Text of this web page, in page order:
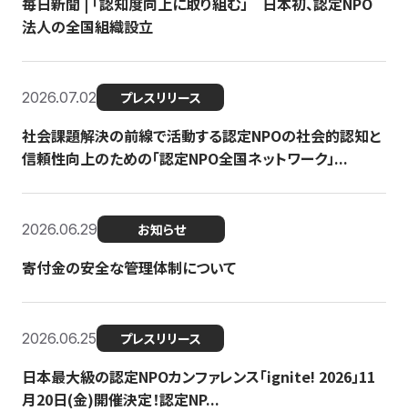
法人の全国組織設立
2026.07.02 プレスリリース
社会課題解決の前線で活動する認定NPOの社会的認知と
信頼性向上のための「認定NPO全国ネットワーク」...
2026.06.29 お知らせ
寄付金の安全な管理体制について
2026.06.25 プレスリリース
日本最大級の認定NPOカンファレンス「ignite! 2026」11
月20日(金)開催決定！認定NP...